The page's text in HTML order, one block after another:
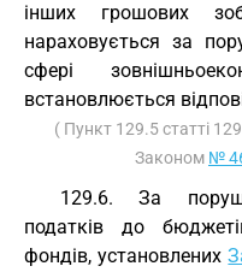
інших грошових
нараховується за
сфері
встановлюється
( Пункт 129.5 статті
Законом №
129.6. За
податків до
фондів, установлених